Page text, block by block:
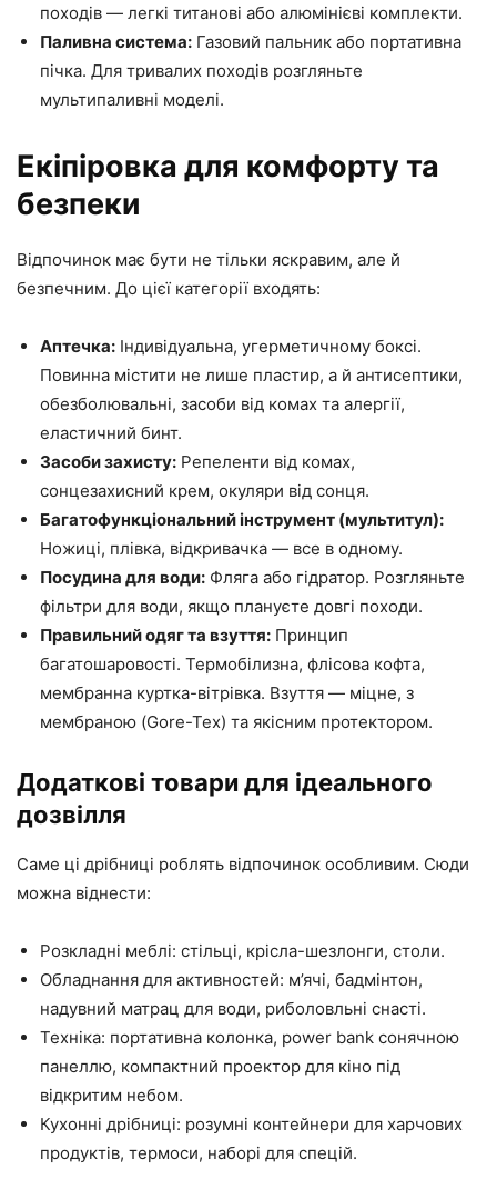
походів — легкі титанові або алюмінієві комплекти.
Паливна система: Газовий пальник або портативна
пічка. Для тривалих походів розгляньте
мультипаливні моделі.
Екіпіровка для комфорту та
безпеки
Відпочинок має бути не тільки яскравим, але й
безпечним. До цієї категорії входять:
Аптечка: Індивідуальна, угерметичному боксі.
Повинна містити не лише пластир, а й антисептики,
обезболювальні, засоби від комах та алергії,
еластичний бинт.
Засоби захисту: Репеленти від комах,
сонцезахисний крем, окуляри від сонця.
Багатофункціональний інструмент (мультитул):
Ножиці, плівка, відкривачка — все в одному.
Посудина для води: Фляга або гідратор. Розгляньте
фільтри для води, якщо плануєте довгі походи.
Правильний одяг та взуття: Принцип
багатошаровості. Термобілизна, флісова кофта,
мембранна куртка-вітрівка. Взуття — міцне, з
мембраною (Gore-Tex) та якісним протектором.
Додаткові товари для ідеального
дозвілля
Саме ці дрібниці роблять відпочинок особливим. Сюди
можна віднести:
Розкладні меблі: стільці, крісла-шезлонги, столи.
Обладнання для активностей: м’ячі, бадмінтон,
надувний матрац для води, риболовльні снасті.
Техніка: портативна колонка, power bank сонячною
панеллю, компактний проектор для кіно під
відкритим небом.
Кухонні дрібниці: розумні контейнери для харчових
продуктів, термоси, наборі для спецій.